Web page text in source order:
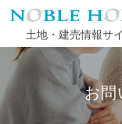
土地・建売情報サ
お問